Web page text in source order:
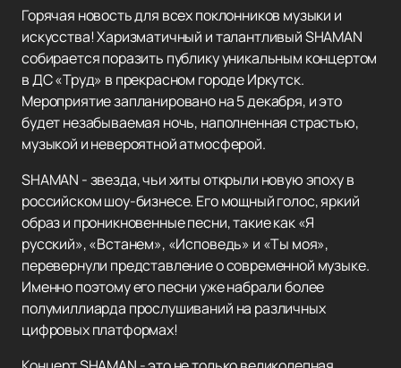
Горячая новость для всех поклонников музыки и
искусства! Харизматичный и талантливый SHAMAN
собирается поразить публику уникальным концертом
в ДС «Труд» в прекрасном городе Иркутск.
Мероприятие запланировано на 5 декабря, и это
будет незабываемая ночь, наполненная страстью,
музыкой и невероятной атмосферой.
SHAMAN - звезда, чьи хиты открыли новую эпоху в
российском шоу-бизнесе. Его мощный голос, яркий
образ и проникновенные песни, такие как «Я
русский», «Встанем», «Исповедь» и «Ты моя»,
перевернули представление о современной музыке.
Именно поэтому его песни уже набрали более
полумиллиарда прослушиваний на различных
цифровых платформах!